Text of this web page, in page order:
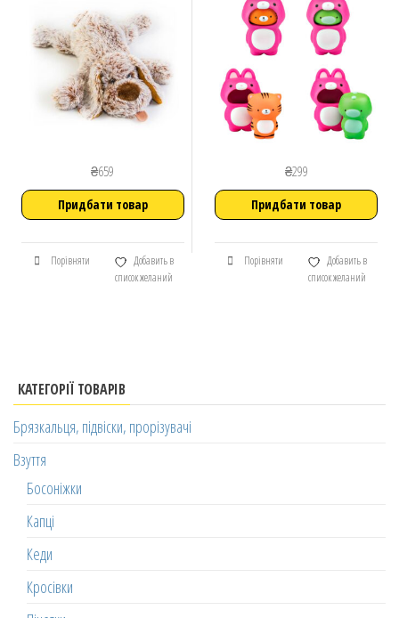
₴659
Придбати товар
Порівняти
Добавить в
список желаний
₴299
Придбати товар
Порівняти
Добавить в
список желаний
КАТЕГОРІЇ ТОВАРІВ
Брязкальця, підвіски, прорізувачі
Взуття
Босоніжки
Капці
Кеди
Кросівки